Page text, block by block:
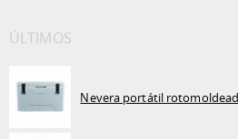
ÚLTIMOS
Nevera portátil